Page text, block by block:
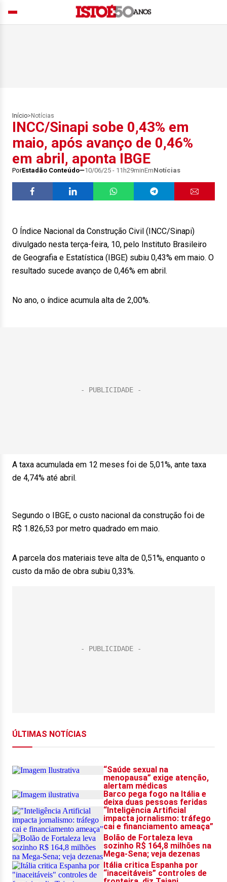
Início> Notícias
INCC/Sinapi sobe 0,43% em
maio, após avanço de 0,46%
em abril, aponta IBGE
PorEstadão Conteúdo 10/06/25 - 11h29minEmNotícias
O Índice Nacional da Construção Civil (INCC/Sinapi)
divulgado nesta terça-feira, 10, pelo Instituto Brasileiro
de Geografia e Estatística (IBGE) subiu 0,43% em maio. O
resultado sucede avanço de 0,46% em abril.
No ano, o índice acumula alta de 2,00%.
A taxa acumulada em 12 meses foi de 5,01%, ante taxa
de 4,74% até abril.
Segundo o IBGE, o custo nacional da construção foi de
R$ 1.826,53 por metro quadrado em maio.
A parcela dos materiais teve alta de 0,51%, enquanto o
custo da mão de obra subiu 0,33%.